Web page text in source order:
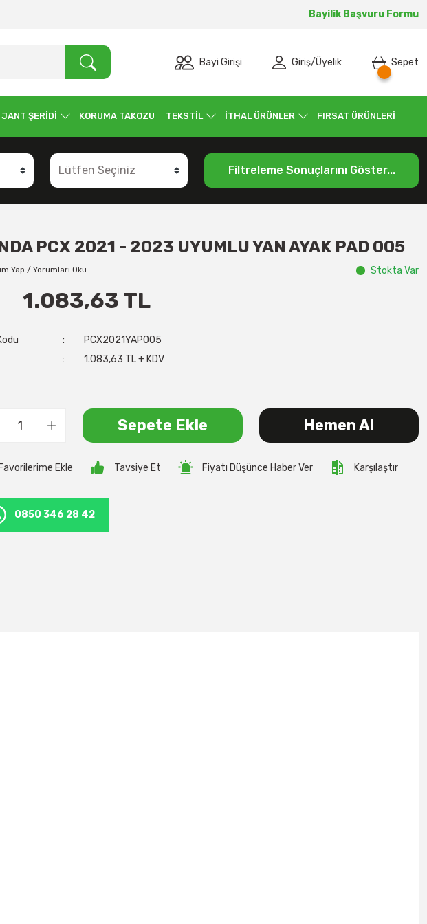
Bayilik Başvuru Formu
Bayi Girişi Giriş/Üyelik Sepet
JANT ŞERİDİ KORUMA TAKOZU TEKSTİL İTHAL ÜRÜNLER FIRSAT ÜRÜNLERİ
Filtreleme Sonuçlarını Göster...
PCX 2021 - 2023 UYUMLU YAN AYAK PAD 005
Yap / Yorumları Oku Stokta Var
1.083,63 TL
PCX2021YAP005
1.083,63 TL + KDV
Sepete Ekle Hemen Al
Tavsiye Et Fiyatı Düşünce Haber Ver Karşılaştır
0850 346 28 42